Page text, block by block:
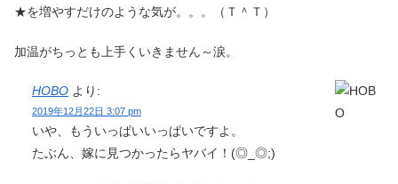
★を増やすだけのような気が。。。（Ｔ＾Ｔ）
加温がちっとも上手くいきません～涙。
HOBO より:
2019年12月22日 3:07 pm
いや、もういっぱいいっぱいですよ。
たぶん、嫁に見つかったらヤバイ！(◎_◎;)